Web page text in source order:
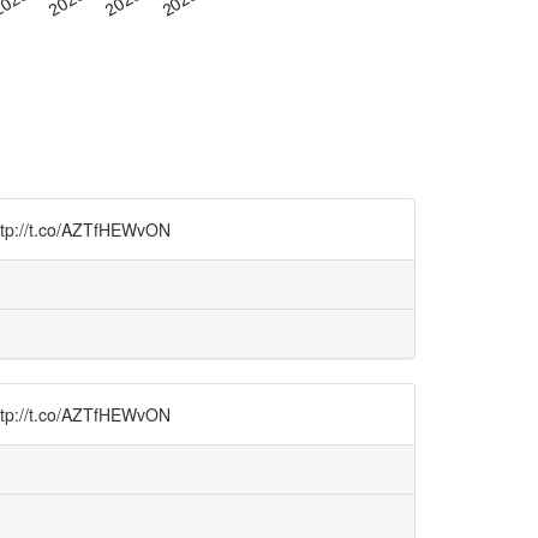
t.co/AZTfHEWvON
t.co/AZTfHEWvON